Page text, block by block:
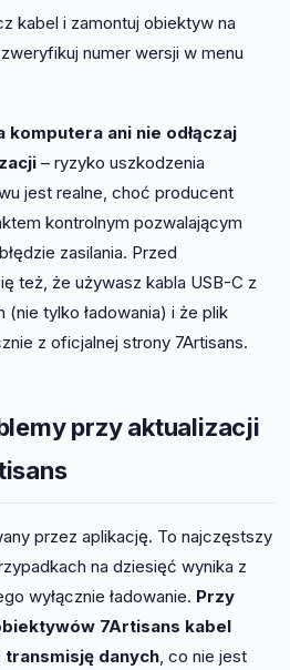
kabel i zamontuj obiektyw na
numer wersji w menu
ani nie odłączaj
– ryzyko uszkodzenia
jest realne, choć producent
kontrolnym pozwalającym
zasilania. Przed
też, że używasz kabla USB-C z
(nie tylko ładowania) i że plik
z oficjalnej strony 7Artisans.
przy aktualizacji
przez aplikację. To najczęstszy
na dziesięć wynika z
wyłącznie ładowanie. Przy
7Artisans kabel
transmisję danych, co nie jest